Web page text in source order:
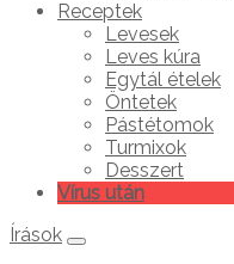
Receptek
Levesek
Leves kúra
Egytál ételek
Öntetek
Pástétomok
Turmixok
Desszert
Vírus után
Írások